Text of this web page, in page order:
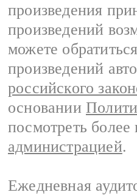
произведения
произведений
можете
произведений
российского
основании
посмотреть
администрацией.
Ежедневная